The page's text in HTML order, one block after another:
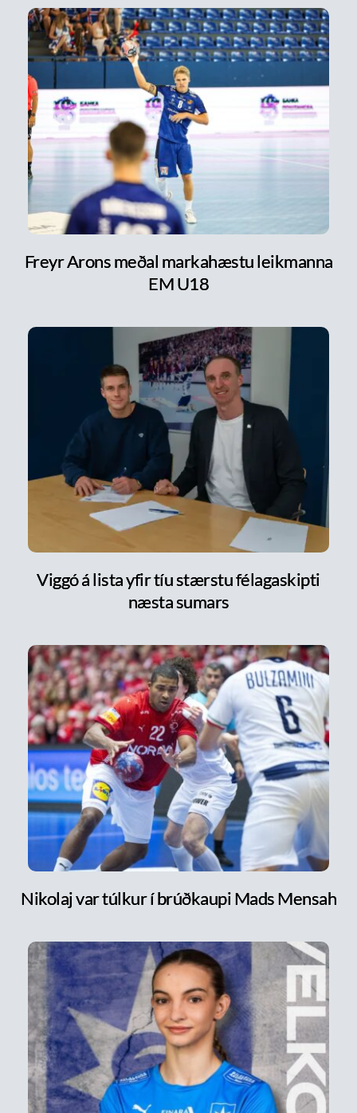
Freyr Arons meðal markahæstu leikmanna
EM U18
Viggó á lista yfir tíu stærstu félagaskipti
næsta sumars
Nikolaj var túlkur í brúðkaupi Mads Mensah